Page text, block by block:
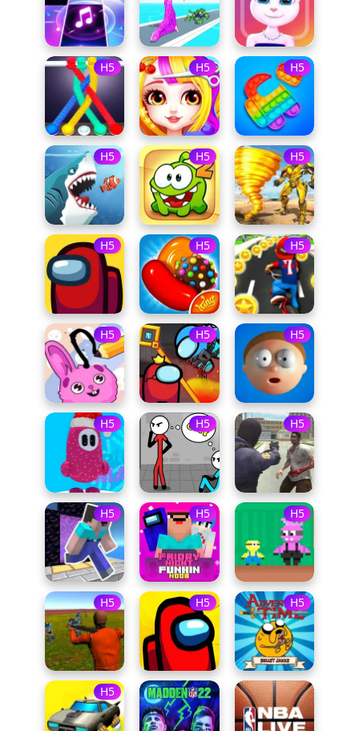
H5 H5 H5
H5 H5 H5
H5 H5 H5
H5 H5 H5
H5 H5 H5
H5 H5 H5
H5 H5 H5
H5